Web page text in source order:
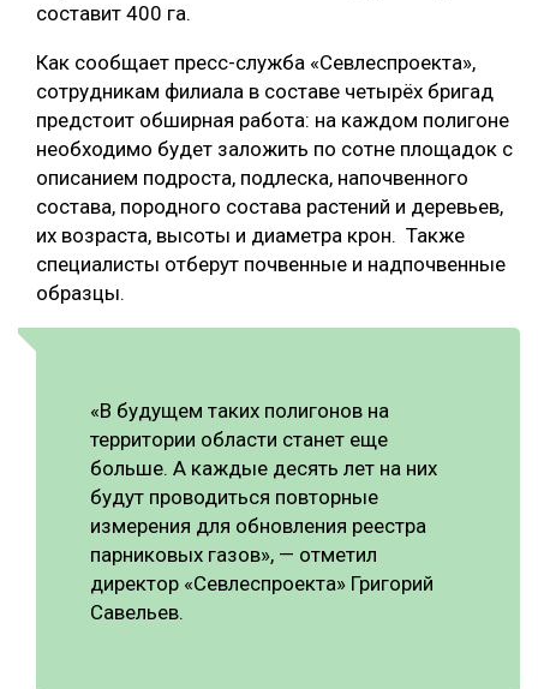
СОРТИРОВКА ДРЕВЕСИНЫ
СУШКА ДРЕВЕСИНЫ
МЕБЕЛЬНОЕ ПРОИЗВОДСТВО
составит 400 га.
Как сообщает пресс-служба «Севлеспроекта»,
сотрудникам филиала в составе четырёх бригад
предстоит обширная работа: на каждом полигоне
необходимо будет заложить по сотне площадок с
описанием подроста, подлеска, напочвенного
состава, породного состава растений и деревьев,
их возраста, высоты и диаметра крон. Также
специалисты отберут почвенные и надпочвенные
образцы.
«В будущем таких полигонов на
территории области станет еще
больше. А каждые десять лет на них
будут проводиться повторные
измерения для обновления реестра
парниковых газов», — отметил
директор «Севлеспроекта» Григорий
Савельев.